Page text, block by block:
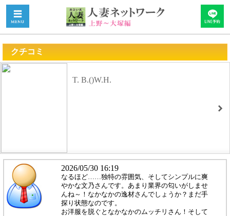
クチコミ
T. B.()W.H.
2026/05/30 16:19
なるほど……独特の雰囲気、そしてシンプルに爽
やかな文乃さんです。あまり業界の匂いがしませ
んね～！なかなかの逸材さんでしょうか？まだ手
探り状態なのです。
お洋服を脱ぐとなかなかのムッチリさん！そして